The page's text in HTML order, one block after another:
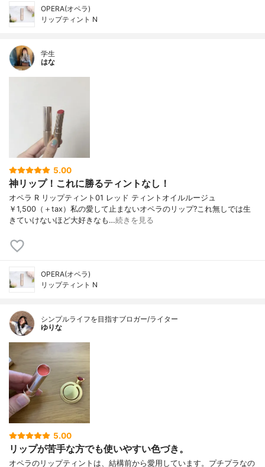
OPERA(オペラ)
リップティント N
学生
はな
5.00
神リップ！これに勝るティントなし！
オペラ R リップティント01 レッド ティントオイルルージュ
￥1,500（＋tax）私の愛して止まないオペラのリップ?これ無しでは生
きていけないほど大好きなも…続きを見る
OPERA(オペラ)
リップティント N
シンプルライフを目指すブロガー/ライター
ゆりな
5.00
リップが苦手な方でも使いやすい色づき。
オペラのリップティントは、結構前から愛用しています。プチプラなの